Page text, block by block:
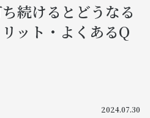
続けるとどうなる
ット・よくあるQ
2024.07.30